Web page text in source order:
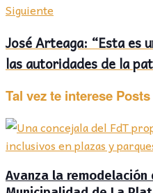
Siguiente
José Arteaga: “Esta es
las autoridades de la
Tal vez te interese Posts
Avanza la remodelación